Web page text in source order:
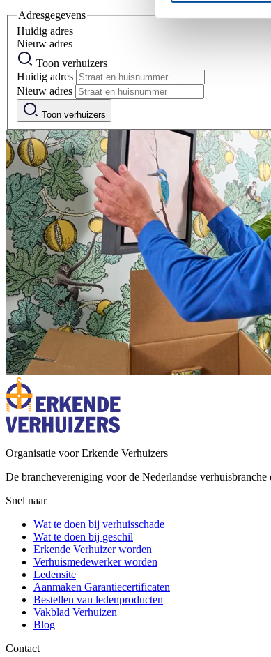
Adresgegevens
Huidig adres
Nieuw adres
Toon verhuizers
Huidig adres
Nieuw adres
Toon verhuizers
Organisatie voor Erkende Verhuizers
De branchevereniging voor de Nederlandse
Snel naar
Wat te doen bij verhuisschade
Wat te doen bij geschil
Erkende Verhuizer worden
Verhuismedewerker worden
Ledensite
Aanmaken Garantiecertificaten
Bestellen van ledenproducten
Vakblad Verhuizen
Blog
Contact